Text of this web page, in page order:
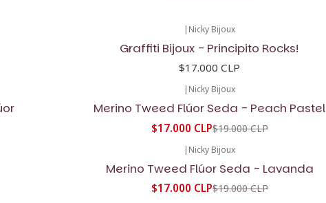
| Nicky Bijoux
Graffiti Bijoux - Principito Rocks!
$17.000 CLP
| Nicky Bijoux
Merino Tweed Flúor Seda - Peach Pastel
$17.000 CLP$19.000 CLP
| Nicky Bijoux
Merino Tweed Flúor Seda - Lavanda
$17.000 CLP$19.000 CLP